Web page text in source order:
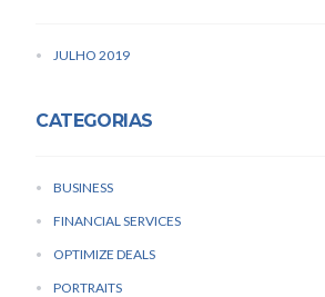
JULHO 2019
CATEGORIAS
BUSINESS
FINANCIAL SERVICES
OPTIMIZE DEALS
PORTRAITS